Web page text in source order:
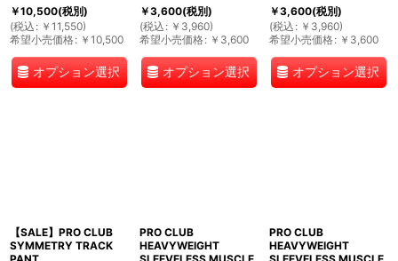
￥10,500(税別)
(税込 : ￥ 11,550)
希望小売価格: ￥ 10,500
オプション選択
￥3,600(税別)
(税込 : ￥ 3,960)
希望小売価格: ￥ 3,600
オプション選択
￥3,600(税別)
(税込 : ￥ 3,960)
希望小売価格: ￥ 3,600
オプション選択
【SALE】PRO CLUB
SYMMETRY TRACK
PRO CLUB
HEAVYWEIGHT
PRO CLUB
HEAVYWEIGHT